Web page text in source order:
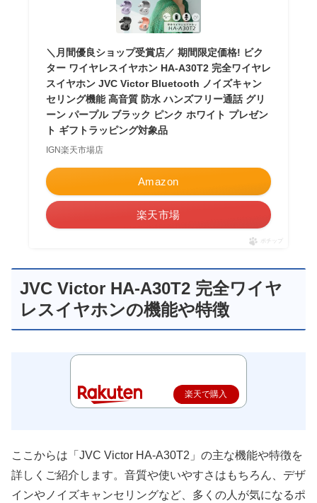
＼月間優良ショップ受賞店／ 期間限定価格! ビク
ター ワイヤレスイヤホン HA-A30T2 完全ワイヤレ
スイヤホン JVC Victor Bluetooth ノイズキャン
セリング機能 高音質 防水 ハンズフリー通話 グリ
ーン パープル ブラック ピンク ホワイト プレゼン
ト ギフトラッピング対象品
IGN楽天市場店
Amazon
楽天市場
ポチップ
JVC Victor HA-A30T2 完全ワイヤ
レスイヤホンの機能や特徴
楽天で購入
ここからは「JVC Victor HA-A30T2」の主な機能や特徴を
詳しくご紹介します。音質や使いやすさはもちろん、デザ
インやノイズキャンセリングなど、多くの人が気になるポ